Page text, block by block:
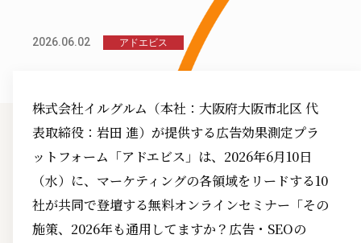
2026.06.02 アドエビス
株式会社イルグルム（本社：大阪府大阪市北区 代
表取締役：岩田 進）が提供する広告効果測定プラ
ットフォーム「アドエビス」は、2026年6月10日
（水）に、マーケティングの各領域をリードする10
社が共同で登壇する無料オンラインセミナー「その
施策、2026年も通用してますか？広告・SEOの